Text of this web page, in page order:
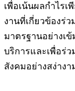
เพื่อเน้นผลกำไรเ
งานที่เกี่ยวข้องร่
มาตรฐานอย่างเ
บริการและเพื่อร่
สังคมอย่างสง่างา